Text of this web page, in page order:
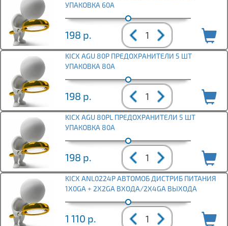
УПАКОВКА 60А
198 р.
KICX AGU 80P ПРЕДОХРАНИТЕЛИ 5 ШТ
УПАКОВКА 80А
198 р.
KICX AGU 80PL ПРЕДОХРАНИТЕЛИ 5 ШТ
УПАКОВКА 80А
198 р.
KICX ANL0224P АВТОМОБ ДИСТРИБ ПИТАНИЯ
1X0GA + 2X2GA ВХОДА/2X4GA ВЫХОДА
1 110 р.